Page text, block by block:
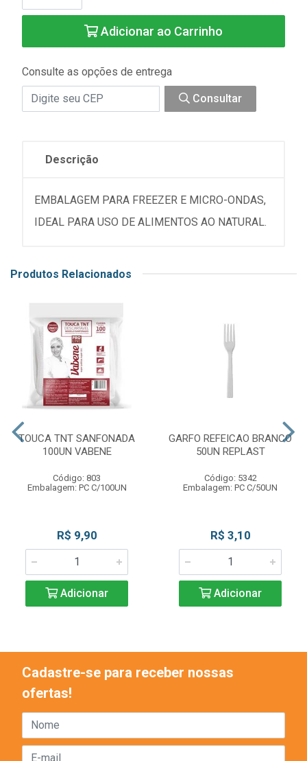
Adicionar ao Carrinho
Consulte as opções de entrega
Consultar
Descrição
EMBALAGEM PARA FREEZER E MICRO-ONDAS,
IDEAL PARA USO DE ALIMENTOS AO NATURAL.
Produtos Relacionados
TOUCA TNT SANFONADA
100UN VABENE
Código: 803
Embalagem: PC C/100UN
R$ 9,90
Adicionar
GARFO REFEICAO BRANCO
50UN REPLAST
Código: 5342
Embalagem: PC C/50UN
R$ 3,10
Adicionar
Cadastre-se para receber nossas
ofertas!